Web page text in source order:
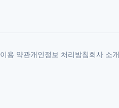
이용 약관개인정보 처리방침회사 소개